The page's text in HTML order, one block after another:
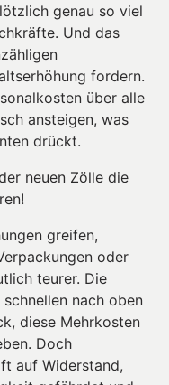
genau so viel
Und das
fordern.
über alle
ansteigen, was
drückt.
neuen Zölle die
greifen,
oder
teurer. Die
nach oben
diese Mehrkosten
Doch
auf Widerstand,